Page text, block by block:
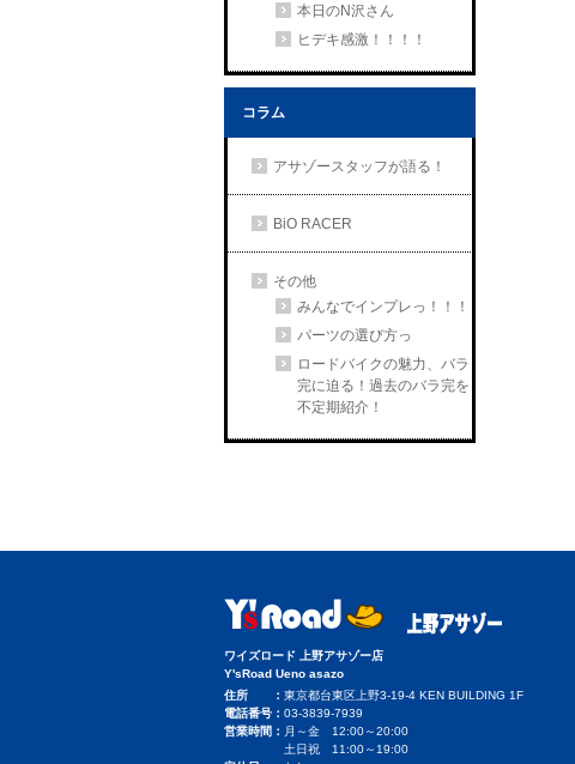
本日のN沢さん
ヒデキ感激！！！！
コラム
アサゾースタッフが語る！
BiO RACER
その他
みんなでインプレっ！！！
パーツの選び方っ
ロードバイクの魅力、バラ
完に迫る！過去のバラ完を
不定期紹介！
ワイズロード 上野アサゾー店
Y'sRoad Ueno asazo
住所
東京都台東区上野3-19-4 KEN BUILDING 1F
電話番号
03-3839-7939
営業時間
月～金 12:00～20:00
土日祝 11:00～19:00